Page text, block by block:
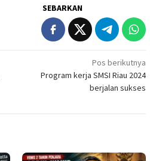
SEBARKAN
Pos berikutnya
Program kerja SMSI Riau 2024
berjalan sukses